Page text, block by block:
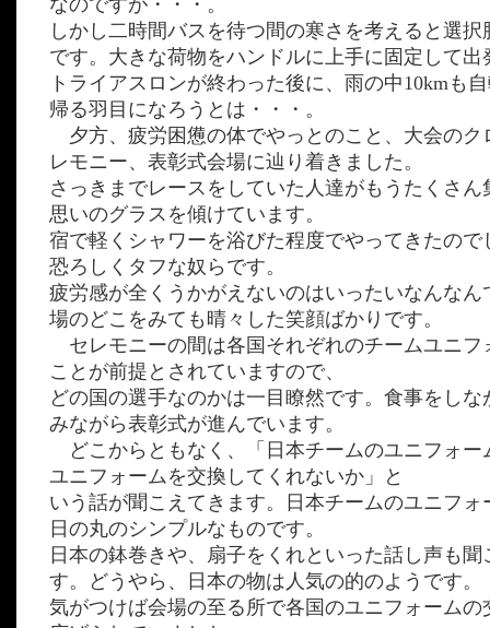
なのですが・・・。
しかし二時間バスを待つ間の寒さを考えると選択
です。大きな荷物をハンドルに上手に固定して出
トライアスロンが終わった後に、雨の中10kmも
帰る羽目になろうとは・・・。
夕方、疲労困憊の体でやっとのこと、大会のク
レモニー、表彰式会場に辿り着きました。
さっきまでレースをしていた人達がもうたくさん
思いのグラスを傾けています。
宿で軽くシャワーを浴びた程度でやってきたので
恐ろしくタフな奴らです。
疲労感が全くうかがえないのはいったいなんなん
場のどこをみても晴々した笑顔ばかりです。
セレモニーの間は各国それぞれのチームユニフ
ことが前提とされていますので、
どの国の選手なのかは一目瞭然です。食事をしな
みながら表彰式が進んでいます。
どこからともなく、「日本チームのユニフォー
ユニフォームを交換してくれないか」と
いう話が聞こえてきます。日本チームのユニフォ
日の丸のシンプルなものです。
日本の鉢巻きや、扇子をくれといった話し声も聞
す。どうやら、日本の物は人気の的のようです。
気がつけば会場の至る所で各国のユニフォームの